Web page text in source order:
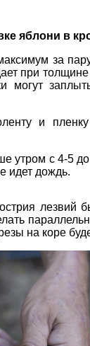
яблони в
за
при
могут
и
утром с 4-5
идет дождь.
лезвий
на коре